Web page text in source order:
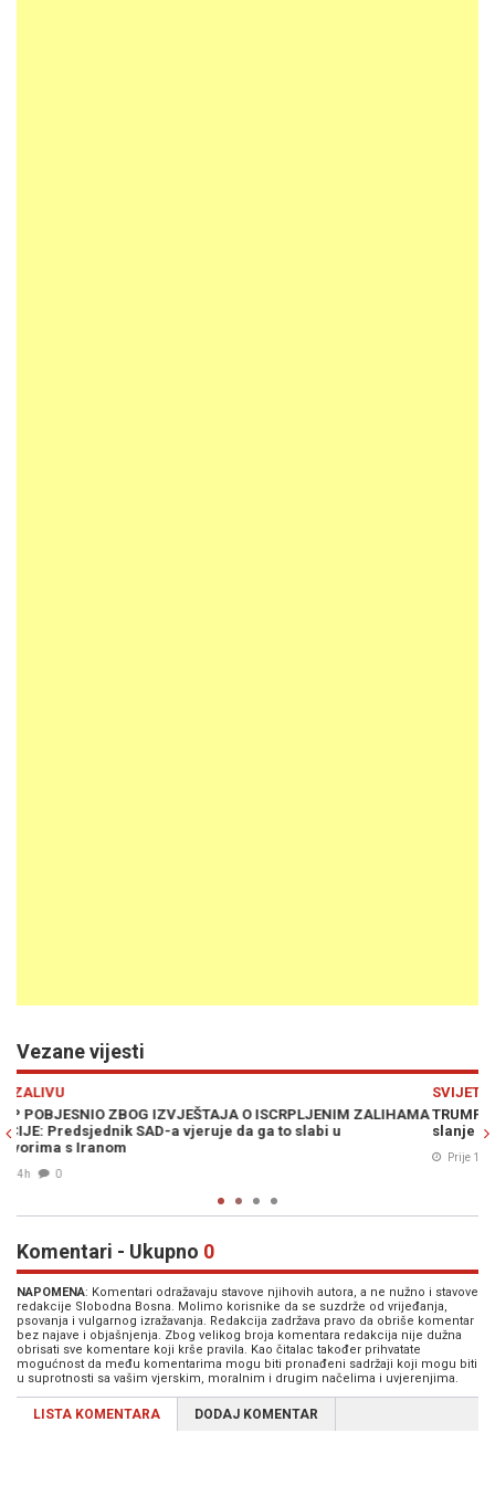
Vezane vijesti
SVIJET
TRUMP DOBIJA NOVOG SAVEZNIKA ZA GAZU: Uganda izglasala
slanje vojnika u međunarodne snage
Komentari - Ukupno 0
NAPOMENA: Komentari odražavaju stavove njihovih autora, a ne nužno i stavove
redakcije Slobodna Bosna. Molimo korisnike da se suzdrže od vrijeđanja,
psovanja i vulgarnog izražavanja. Redakcija zadržava pravo da obriše komentar
bez najave i objašnjenja. Zbog velikog broja komentara redakcija nije dužna
obrisati sve komentare koji krše pravila. Kao čitalac također prihvatate
mogućnost da među komentarima mogu biti pronađeni sadržaji koji mogu biti
u suprotnosti sa vašim vjerskim, moralnim i drugim načelima i uvjerenjima.
LISTA KOMENTARA DODAJ KOMENTAR